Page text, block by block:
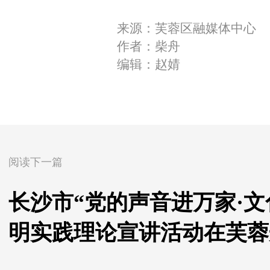
来源：芙蓉区融媒体中心
作者：柴舟
编辑：赵婧
阅读下一篇
长沙市“党的声音进万家·
明实践理论宣讲活动在芙